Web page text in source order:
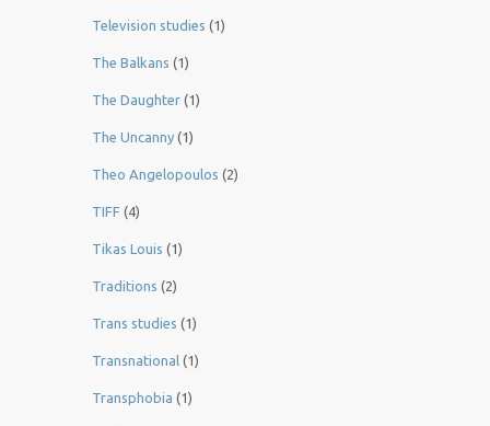
Television studies (1)
The Balkans (1)
The Daughter (1)
The Uncanny (1)
Theo Angelopoulos (2)
TIFF (4)
Tikas Louis (1)
Traditions (2)
Trans studies (1)
Transnational (1)
Transphobia (1)